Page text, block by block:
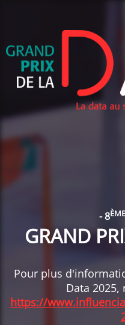
- 8ÈME
GRAND
Pour plus
Data 2025,
https://